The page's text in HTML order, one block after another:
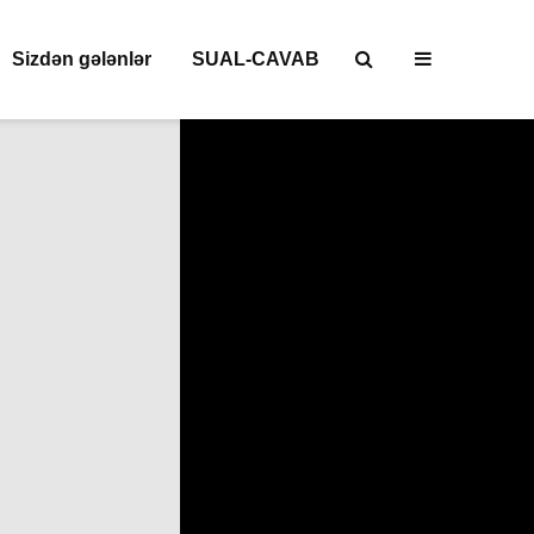
Sizdən gələnlər SUAL-CAVAB